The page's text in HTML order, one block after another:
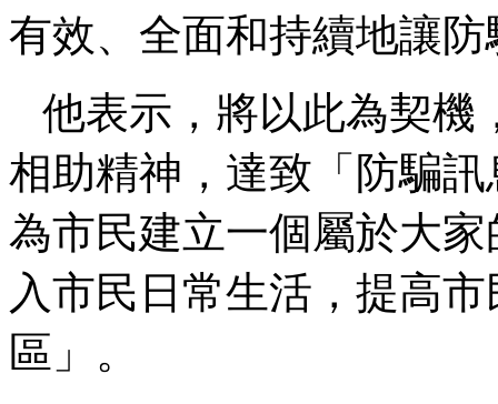
有效、全面和持續地讓
他表示，將以此為契機
相助精神，達致「防騙
為市民建立一個屬於大
入市民日常生活，提高
區」。